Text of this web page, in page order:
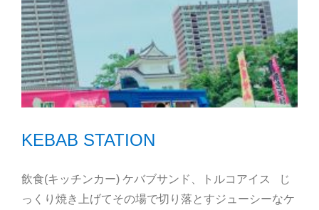
KEBAB STATION
飲食(キッチンカー) ケバブサンド、トルコアイス じ
っくり焼き上げてその場で切り落とすジューシーなケ